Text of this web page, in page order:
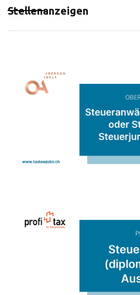
Stellenanzeigen